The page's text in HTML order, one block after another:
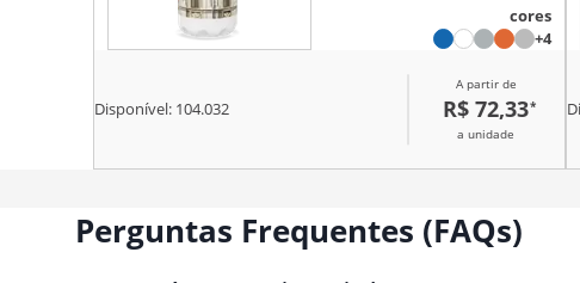
cores
+4
Disponível: 104.032
A partir de
R$ 72,33*
a unidade
Perguntas Frequentes (FAQs)